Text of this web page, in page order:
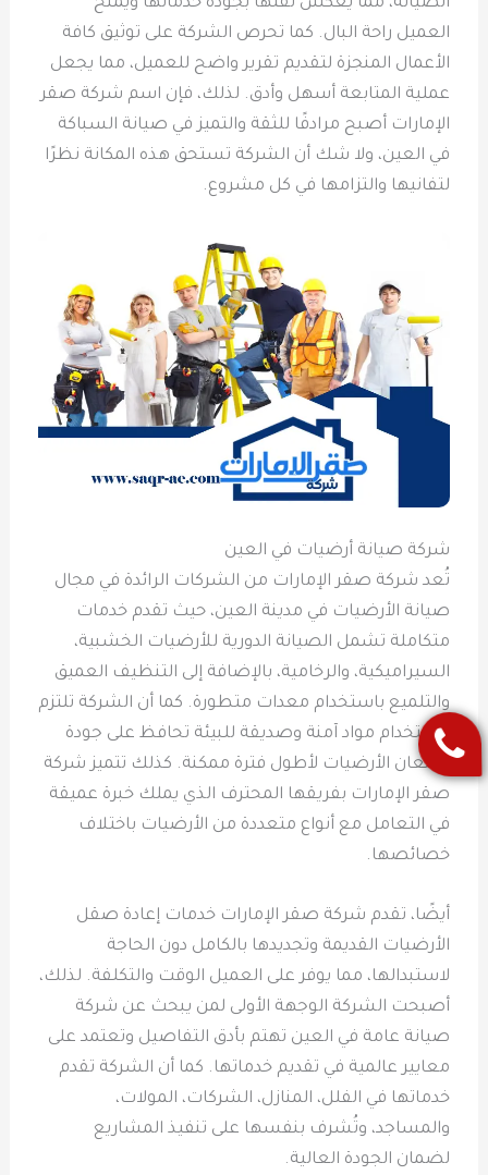
الصيانة، مما يعكس ثقتها بجودة خدماتها ويمنح
العميل راحة البال. كما تحرص الشركة على توثيق كافة
الأعمال المنجزة لتقديم تقرير واضح للعميل، مما يجعل
عملية المتابعة أسهل وأدق. لذلك، فإن اسم شركة صقر
الإمارات أصبح مرادفًا للثقة والتميز في صيانة السباكة
في العين، ولا شك أن الشركة تستحق هذه المكانة نظرًا
لتفانيها والتزامها في كل مشروع.
شركة صيانة أرضيات في العين
تُعد شركة صقر الإمارات من الشركات الرائدة في مجال
صيانة الأرضيات في مدينة العين، حيث تقدم خدمات
متكاملة تشمل الصيانة الدورية للأرضيات الخشبية،
السيراميكية، والرخامية، بالإضافة إلى التنظيف العميق
والتلميع باستخدام معدات متطورة. كما أن الشركة تلتزم
باستخدام مواد آمنة وصديقة للبيئة تحافظ على جودة
ولمعان الأرضيات لأطول فترة ممكنة. كذلك تتميز شركة
صقر الإمارات بفريقها المحترف الذي يملك خبرة عميقة
في التعامل مع أنواع متعددة من الأرضيات باختلاف
خصائصها.
أيضًا، تقدم شركة صقر الإمارات خدمات إعادة صقل
الأرضيات القديمة وتجديدها بالكامل دون الحاجة
لاستبدالها، مما يوفر على العميل الوقت والتكلفة. لذلك،
أصبحت الشركة الوجهة الأولى لمن يبحث عن شركة
صيانة عامة في العين تهتم بأدق التفاصيل وتعتمد على
معايير عالمية في تقديم خدماتها. كما أن الشركة تقدم
خدماتها في الفلل، المنازل، الشركات، المولات،
والمساجد، وتُشرف بنفسها على تنفيذ المشاريع
لضمان الجودة العالية.